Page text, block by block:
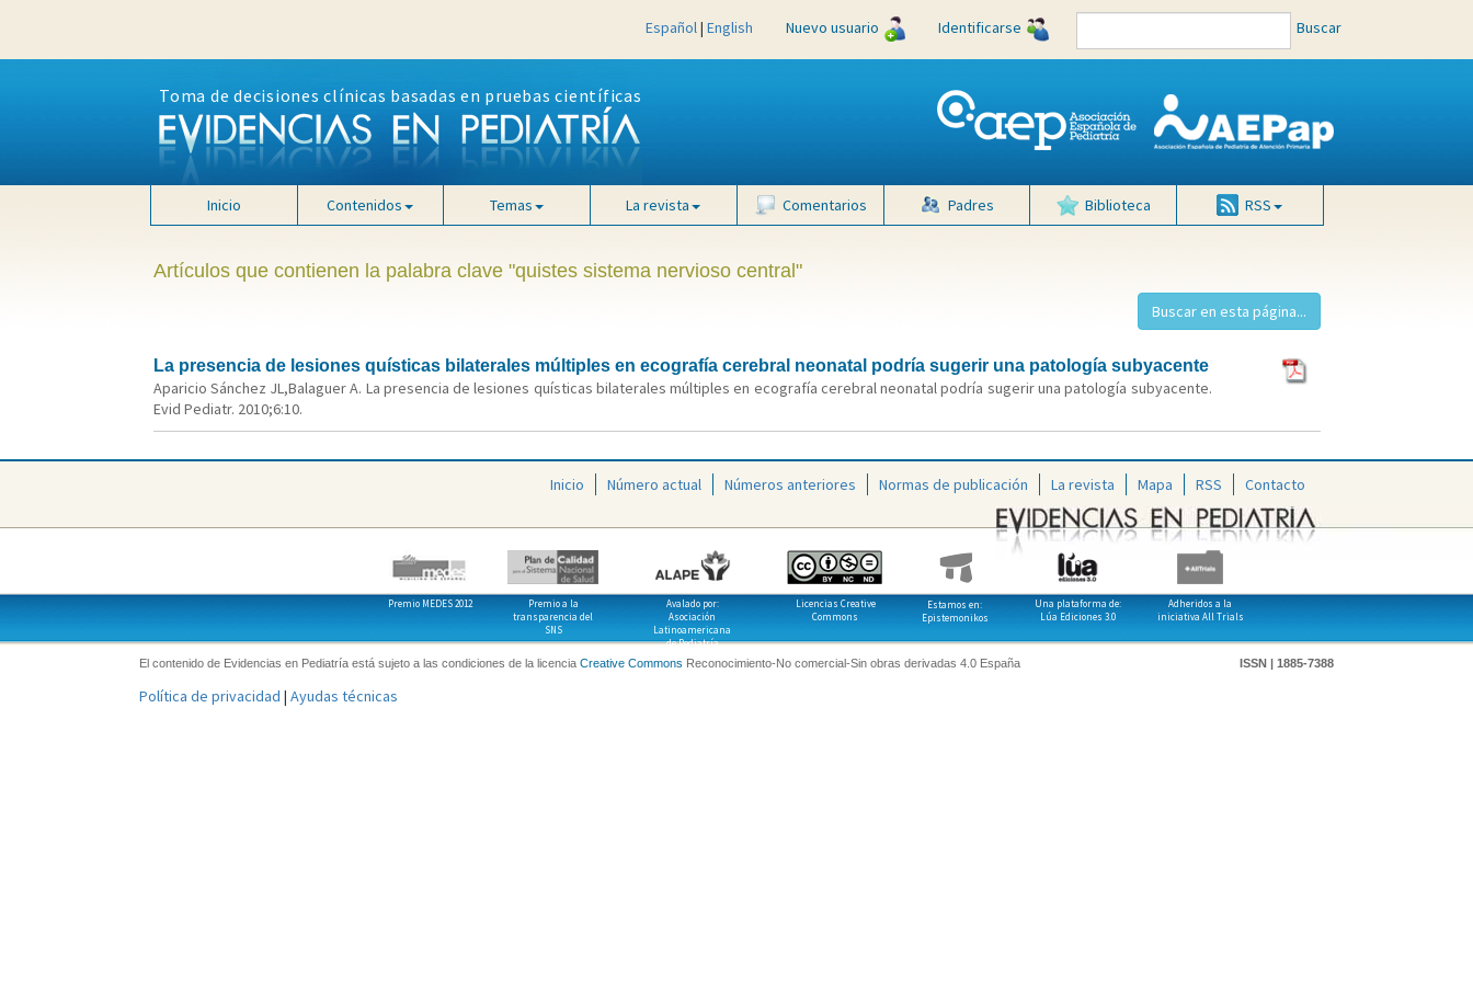
Español| English Nuevo usuario Identificarse Buscar
Toma de decisiones clínicas basadas en pruebas científicas
Inicio Contenidos Temas La revista Comentarios Padres Biblioteca RSS
Artículos que contienen la palabra clave "quistes sistema nervioso central"
La presencia de lesiones quísticas bilaterales múltiples en ecografía cerebral neonatal podría sugerir una patología subyacente
Aparicio Sánchez JL,Balaguer A. La presencia de lesiones quísticas bilaterales múltiples en ecografía cerebral neonatal podría sugerir una patología subyacente.
Evid Pediatr. 2010;6:10.
Inicio Número actual Números anteriores Normas de publicación La revista Mapa RSS Contacto
Premio MEDES 2012
Premio a la
transparencia del
SNS
Avalado por:
Asociación
Latinoamericana
de Pediatría
Licencias Creative
Commons
Estamos en:
Epistemonikos
Una plataforma de:
Lúa Ediciones 3.0
Adheridos a la
iniciativa All Trials
El contenido de Evidencias en Pediatría está sujeto a las condiciones de la licencia Creative Commons Reconocimiento-No comercial-Sin obras derivadas 4.0 España ISSN | 1885-7388
Política de privacidad | Ayudas técnicas